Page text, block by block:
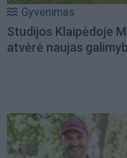
Gyvenimas
Studijos Klaipėdoje
atvėrė naujas